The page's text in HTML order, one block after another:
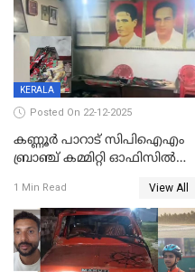
KERALA
Posted On 22-12-2025
കണ്ണൂർ പാറാട് സിപിഐഎം
ബ്രാഞ്ച് കമ്മിറ്റി ഓഫിസിൽ
ചിത്രങ്ങളടക്കം കത്തിയ
നിലയിൽ
1 Min Read View All